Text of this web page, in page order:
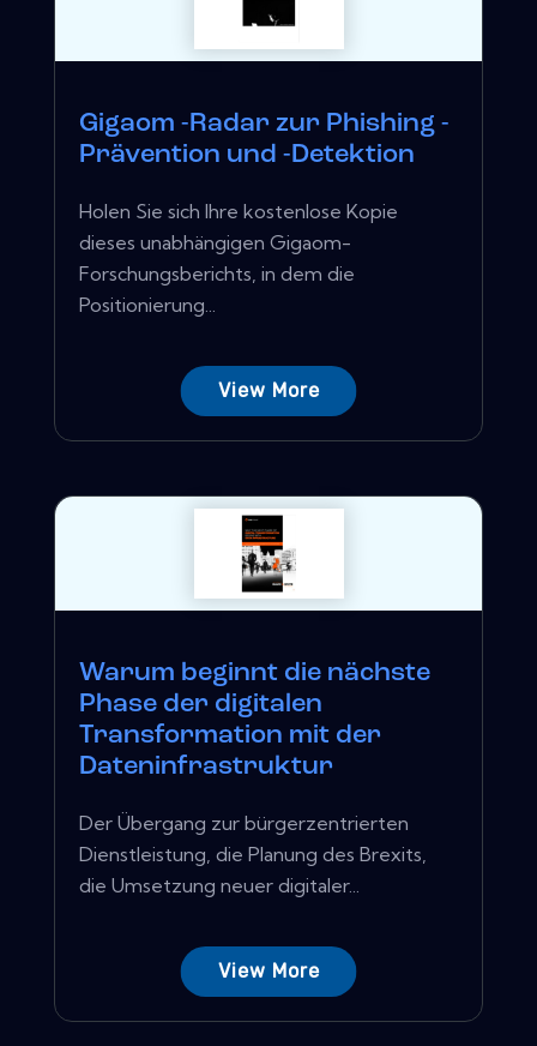
Gigaom -Radar zur Phishing -
Prävention und -Detektion
Holen Sie sich Ihre kostenlose Kopie
dieses unabhängigen Gigaom-
Forschungsberichts, in dem die
Positionierung...
View More
Warum beginnt die nächste
Phase der digitalen
Transformation mit der
Dateninfrastruktur
Der Übergang zur bürgerzentrierten
Dienstleistung, die Planung des Brexits,
die Umsetzung neuer digitaler...
View More